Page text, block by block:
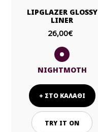
LIPGLAZER GLOSSY
LINER
26,00€
NIGHTMOTH
+ ΣΤΟ ΚΑΛΑΘΙ
TRY IT ON